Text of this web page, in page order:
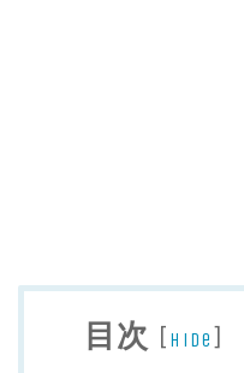
目次 [ hide ]